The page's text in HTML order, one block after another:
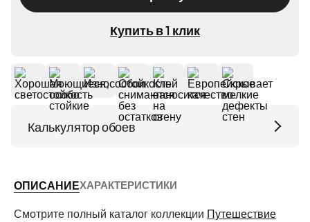
Купить в 1 клик
Калькулятор обоев
Периметр комнаты (м)
ОПИСАНИЕХАРАКТЕРИСТИКИ
Смотрите полный каталог коллекции Путешествие